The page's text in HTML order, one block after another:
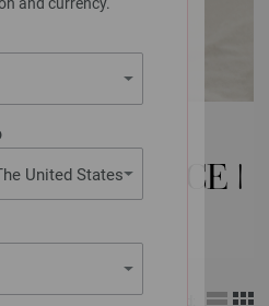
United States
IGLE |
IGLICE |
%